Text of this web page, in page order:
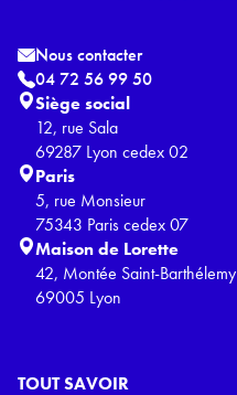
TOUT SAVOIR
Nous contacter
04 72 56 99 50
Siège social
12, rue Sala
69287 Lyon cedex 02
Paris
5, rue Monsieur
75343 Paris cedex 07
Maison de Lorette
42, Montée Saint-Barthélemy
69005 Lyon